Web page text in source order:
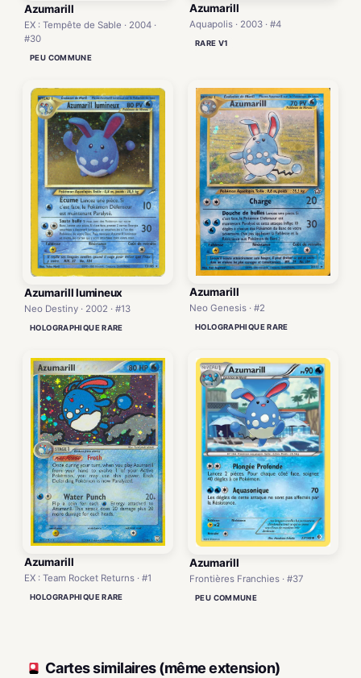
Azumarill
EX : Tempête de Sable · 2004 ·
#30
PEU COMMUNE
Azumarill
Aquapolis · 2003 · #4
RARE V1
Azumarill lumineux
Neo Destiny · 2002 · #13
HOLOGRAPHIQUE RARE
Azumarill
Neo Genesis · #2
HOLOGRAPHIQUE RARE
Azumarill
EX : Team Rocket Returns · #1
HOLOGRAPHIQUE RARE
Azumarill
Frontières Franchies · #37
PEU COMMUNE
Cartes similaires (même extension)